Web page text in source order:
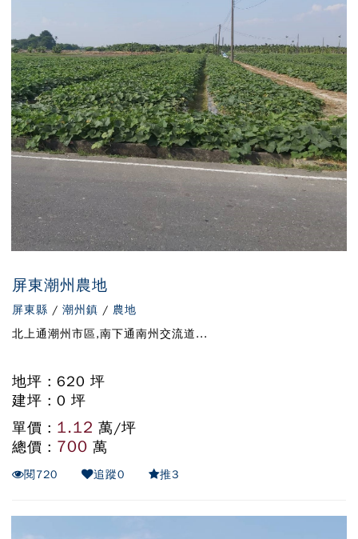
屏東潮州農地
屏東縣 / 潮州鎮 / 農地
北上通潮州市區,南下通南州交流道...
地坪 : 620 坪
建坪 : 0 坪
單價 : 1.12 萬/坪
總價 : 700 萬
閱720 追蹤0 推3